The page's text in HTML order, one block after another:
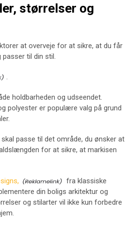
størrelser og
at overveje for at sikre, at du får
passer til din stil.
.
holdbarheden og udseendet.
polyester er populære valg på grund
passe til det område, du ønsker at
for at sikre, at markisen
fra klassiske
din boligs arkitektur og
og stilarter vil ikke kun forbedre